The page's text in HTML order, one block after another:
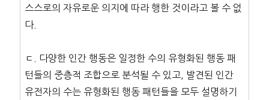
스스로의 자유로운 의지에 따라 행한 것이라고 볼 수 없
다.
ㄷ. 다양한 인간 행동은 일정한 수의 유형화된 행동 패
턴들의 중층적 조합으로 분석될 수 있고, 발견된 인간
유전자의 수는 유형화된 행동 패턴들을 모두 설명하기